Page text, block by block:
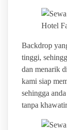
Backdrop
tinggi,
dan menarik
kami siap
sehingga
tanpa